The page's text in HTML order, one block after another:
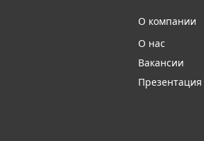
О компании
О нас
Вакансии
Презентация